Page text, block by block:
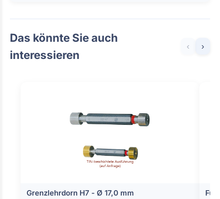
Das könnte Sie auch
interessieren
‹ ›
Grenzlehrdorn H7 - Ø 17,0 mm